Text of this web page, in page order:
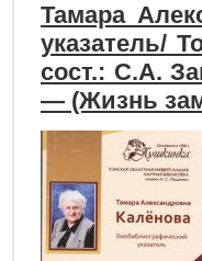
Тамара
указатель/
сост.: С.А.
— (Жизнь